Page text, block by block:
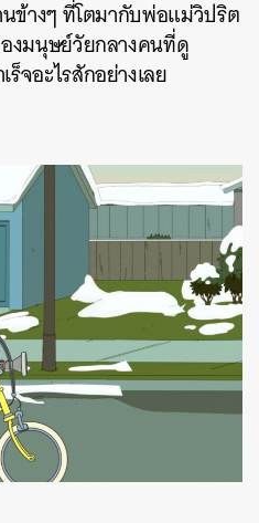
ข้างๆ ที่โตมากับพ่อแม่วิปริต
งมนุษย์วัยกลางคนที่ดู
จอะไรสักอย่างเลย